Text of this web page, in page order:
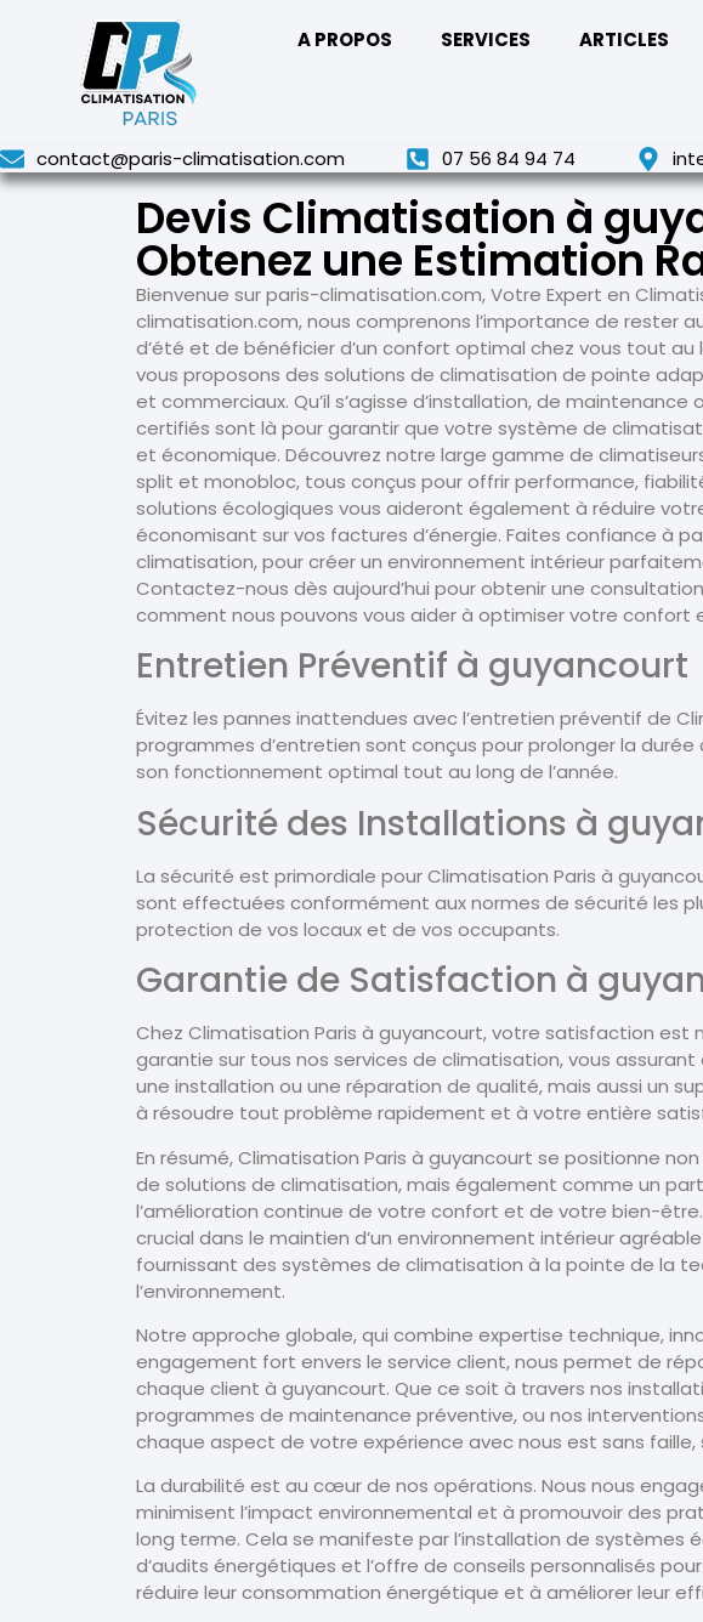
A PROPOS SERVICES ARTICLES
contact@paris-climatisation.com 07 56 84 94 74
Devis Climatisation à
Obtenez une Estimation
Bienvenue sur paris-climatisation.com, Votre Expert en
climatisation.com, nous comprenons l’importance de rester
d’été et de bénéficier d’un confort optimal chez vous tout au
vous proposons des solutions de climatisation de pointe
et commerciaux. Qu’il s’agisse d’installation, de
certifiés sont là pour garantir que votre système de
et économique. Découvrez notre large gamme de
split et monobloc, tous conçus pour offrir performance,
solutions écologiques vous aideront également à réduire
économisant sur vos factures d’énergie. Faites confiance à
climatisation, pour créer un environnement intérieur
Contactez-nous dès aujourd’hui pour obtenir une
comment nous pouvons vous aider à optimiser votre
Entretien Préventif à guyancourt
Évitez les pannes inattendues avec l’entretien préventif de
programmes d’entretien sont conçus pour prolonger la
son fonctionnement optimal tout au long de l’année.
Sécurité des Installations à
La sécurité est primordiale pour Climatisation Paris à
sont effectuées conformément aux normes de sécurité les
protection de vos locaux et de vos occupants.
Garantie de Satisfaction à
Chez Climatisation Paris à guyancourt, votre satisfaction est
garantie sur tous nos services de climatisation, vous
une installation ou une réparation de qualité, mais aussi un
à résoudre tout problème rapidement et à votre entière
En résumé, Climatisation Paris à guyancourt se positionne
de solutions de climatisation, mais également comme un
l’amélioration continue de votre confort et de votre bien-
crucial dans le maintien d’un environnement intérieur
fournissant des systèmes de climatisation à la pointe de la
l’environnement.
Notre approche globale, qui combine expertise technique,
engagement fort envers le service client, nous permet de
chaque client à guyancourt. Que ce soit à travers nos
programmes de maintenance préventive, ou nos
chaque aspect de votre expérience avec nous est sans
La durabilité est au cœur de nos opérations. Nous nous
minimisent l’impact environnemental et à promouvoir des
long terme. Cela se manifeste par l’installation de systèmes
d’audits énergétiques et l’offre de conseils personnalisés
réduire leur consommation énergétique et à améliorer leur